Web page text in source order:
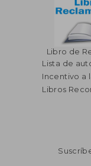
45%
Libro de
Lista de
Incentivo a
Libros